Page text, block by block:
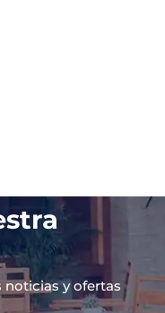
y ofertas